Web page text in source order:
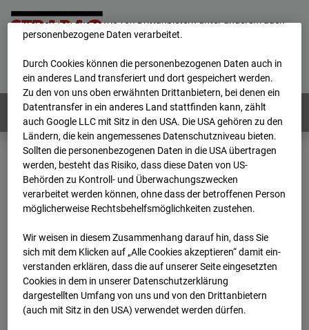
Deutsch / English
Webcams: Alle Länder
Home
Österreich
BC-181 - BV-Meischlgasse Bpl 5B – 96WE - Cam 2
Archiv
2026 07 08 16:00
BC-181 - BV-
Meischlgasse Bpl 5B –
96WE - Cam 2
werden von uns sowie von Drittanbietern unter anderem auch
personenbezogene Daten verarbeitet.
Durch Cookies können die personenbezogenen Daten auch in
ein anderes Land transferiert und dort gespeichert werden.
Zu den von uns oben erwähnten Drittanbietern, bei denen ein
Datentransfer in ein anderes Land stattfinden kann, zählt
auch Google LLC mit Sitz in den USA. Die USA gehören zu den
Ländern, die kein angemessenes Datenschutzniveau bieten.
Sollten die personenbezogenen Daten in die USA übertragen
werden, besteht das Risiko, dass diese Daten von US-
Behörden zu Kontroll- und Überwachungszwecken
verarbeitet werden können, ohne dass der betroffenen Person
möglicherweise Rechtsbehelfsmöglichkeiten zustehen.
Wir weisen in diesem Zusammenhang darauf hin, dass Sie
sich mit dem Klicken auf „Alle Cookies akzeptieren“ damit ein­
ver­standen erklären, dass die auf unserer Seite eingesetzten
Cookies in dem in unserer Datenschutzerklärung
dargestellten Umfang von uns und von den Drittanbietern
(auch mit Sitz in den USA) verwendet werden dürfen.